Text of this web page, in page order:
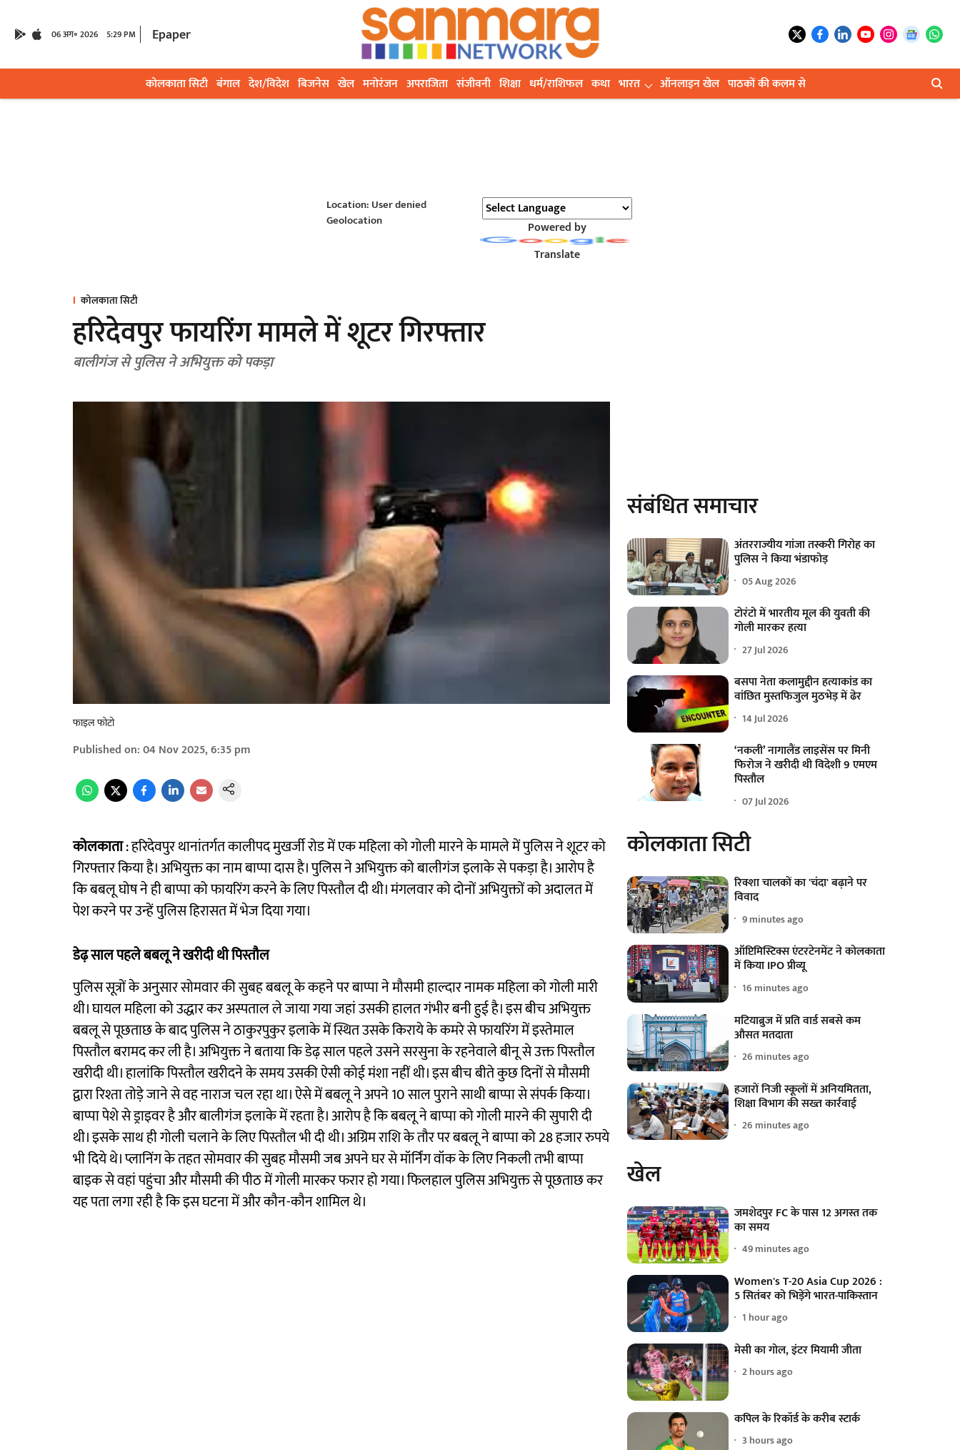
06 अग॰ 2026 5:29 PM Epaper
कोलकाता सिटी बंगाल देश/विदेश बिजनेस खेल मनोरंजन अपराजिता संजीवनी शिक्षा धर्म/राशिफल कथा भारत ऑनलाइन खेल पाठकों की कलम से
Location: User denied
Geolocation
Powered by
Translate
कोलकाता सिटी
हरिदेवपुर फायरिंग मामले में शूटर गिरफ्तार
बालीगंज से पुलिस ने अभियुक्त को पकड़ा
फाइल फोटो
Published on:04 Nov 2025, 6:35 pm
कोलकाता: हरिदेवपुर थानांतर्गत कालीपद मुखर्जी रोड में एक महिला को गोली मारने के मामले में पुलिस ने शूटर को
गिरफ्तार किया है। अभियुक्त का नाम बाप्पा दास है। पुलिस ने अभियुक्त को बालीगंज इलाके से पकड़ा है। आरोप है
कि बबलू घोष ने ही बाप्पा को फायरिंग करने के लिए पिस्तौल दी थी। मंगलवार को दोनों अभियुक्तों को अदालत में
पेश करने पर उन्हें पुलिस हिरासत में भेज दिया गया।
डेढ़ साल पहले बबलू ने खरीदी थी पिस्तौल
पुलिस सूत्रों के अनुसार सोमवार की सुबह बबलू के कहने पर बाप्पा ने मौसमी हाल्दार नामक महिला को गोली मारी
थी। घायल महिला को उद्धार कर अस्पताल ले जाया गया जहां उसकी हालत गंभीर बनी हुई है। इस बीच अभियुक्त
बबलू से पूछताछ के बाद पुलिस ने ठाकुरपुकुर इलाके में स्थित उसके किराये के कमरे से फायरिंग में इस्तेमाल
पिस्तौल बरामद कर ली है। अभियुक्त ने बताया कि डेढ़ साल पहले उसने सरसुना के रहनेवाले बीनू से उक्त पिस्तौल
खरीदी थी। हालांकि पिस्तौल खरीदने के समय उसकी ऐसी कोई मंशा नहीं थी। इस बीच बीते कुछ दिनों से मौसमी
द्वारा रिश्ता तोड़े जाने से वह नाराज चल रहा था। ऐसे में बबलू ने अपने 10 साल पुराने साथी बाप्पा से संपर्क किया।
बाप्पा पेशे से ड्राइवर है और बालीगंज इलाके में रहता है। आरोप है कि बबलू ने बाप्पा को गोली मारने की सुपारी दी
थी। इसके साथ ही गोली चलाने के लिए पिस्तौल भी दी थी। अग्रिम राशि के तौर पर बबलू ने बाप्पा को 28 हजार रुपये
भी दिये थे। प्लानिंग के तहत सोमवार की सुबह मौसमी जब अपने घर से मॉर्निंग वॉक के लिए निकली तभी बाप्पा
बाइक से वहां पहुंचा और मौसमी की पीठ में गोली मारकर फरार हो गया। फिलहाल पुलिस अभियुक्त से पूछताछ कर
यह पता लगा रही है कि इस घटना में और कौन-कौन शामिल थे।
संबंधित समाचार
अंतरराज्यीय गांजा तस्करी गिरोह का
पुलिस ने किया भंडाफोड़
05 Aug 2026
टोरंटो में भारतीय मूल की युवती की
गोली मारकर हत्या
27 Jul 2026
बसपा नेता कलामुद्दीन हत्याकांड का
वांछित मुस्तफिजुल मुठभेड़ में ढेर
14 Jul 2026
‘नकली’ नागालैंड लाइसेंस पर मिनी
फिरोज ने खरीदी थी विदेशी 9 एमएम
पिस्तौल
07 Jul 2026
कोलकाता सिटी
रिक्शा चालकों का 'चंदा' बढ़ाने पर
विवाद
9 minutes ago
ऑप्टिमिस्टिक्स एंटरटेनमेंट ने कोलकाता
में किया IPO प्रीव्यू
16 minutes ago
मटियाब्रुज में प्रति वार्ड सबसे कम
औसत मतदाता
26 minutes ago
हजारों निजी स्कूलों में अनियमितता,
शिक्षा विभाग की सख्त कार्रवाई
26 minutes ago
खेल
जमशेदपुर FC के पास 12 अगस्त तक
का समय
49 minutes ago
Women's T-20 Asia Cup 2026 :
5 सितंबर को भिड़ेंगे भारत-पाकिस्तान
1 hour ago
मेसी का गोल, इंटर मियामी जीता
2 hours ago
कपिल के रिकॉर्ड के करीब स्टार्क
3 hours ago